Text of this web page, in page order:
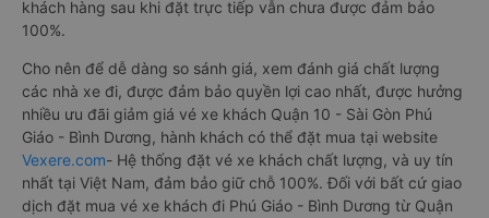
khách hàng sau khi đặt trực tiếp vẫn chưa được đảm bảo
100%.
Cho nên để dễ dàng so sánh giá, xem đánh giá chất lượng
các nhà xe đi, được đảm bảo quyền lợi cao nhất, được hưởng
nhiều ưu đãi giảm giá vé xe khách Quận 10 - Sài Gòn Phú
Giáo - Bình Dương, hành khách có thể đặt mua tại website
Vexere.com- Hệ thống đặt vé xe khách chất lượng, và uy tín
nhất tại Việt Nam, đảm bảo giữ chỗ 100%. Đối với bất cứ giao
dịch đặt mua vé xe khách đi Phú Giáo - Bình Dương từ Quận